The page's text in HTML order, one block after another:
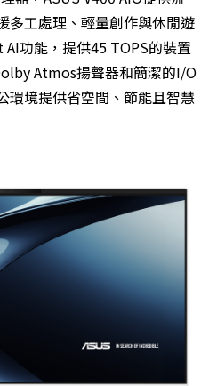
多工處理、輕量創作與休閒遊
功能，提供45 TOPS的裝置
Atmos揚聲器和簡潔的I/O
環境提供省空間、節能且智慧